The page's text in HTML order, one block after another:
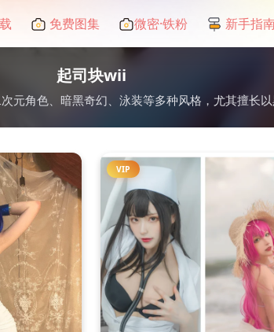
免费图集 微密·铁粉 新手指
起司块wii
元角色、暗黑奇幻、泳装等多种风格，尤其擅长
VIP